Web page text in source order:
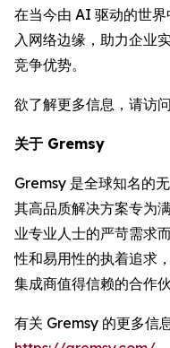
在当今由 AI 驱动的世
入网络边缘，助力企业
竞争优势。
欲了解更多信息，请访问
关于 Gremsy
Gremsy 是全球知名的
其高品质解决方案专为
业专业人士的严苛需求
性和易用性的执着追求
集成商值得信赖的合作伙
有关 Gremsy 的更多信